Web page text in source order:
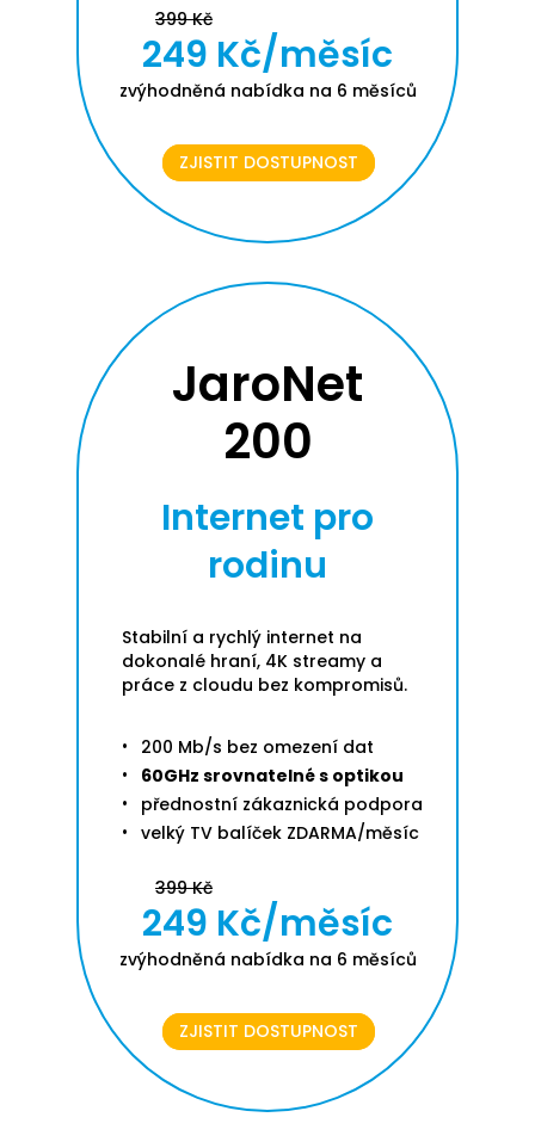
399 Kč
249 Kč/měsíc
zvýhodněná nabídka na 6 měsíců
ZJISTIT DOSTUPNOST
JaroNet
200
Internet pro
rodinu
Stabilní a rychlý internet na
dokonalé hraní, 4K streamy a
práce z cloudu bez kompromisů.
200 Mb/s bez omezení dat
60GHz srovnatelné s optikou
přednostní zákaznická podpora
velký TV balíček ZDARMA/měsíc
399 Kč
249 Kč/měsíc
zvýhodněná nabídka na 6 měsíců
ZJISTIT DOSTUPNOST